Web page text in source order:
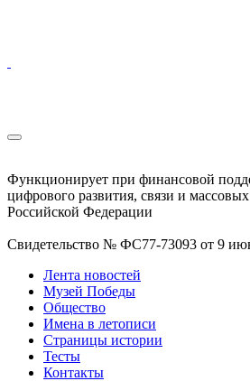
Функционирует при финансовой
цифрового развития, связи и
Российской Федерации
Свидетельство № ФС77-73093 от 9
Лента новостей
Музей Победы
Общество
Имена в летописи
Страницы истории
Тесты
Контакты